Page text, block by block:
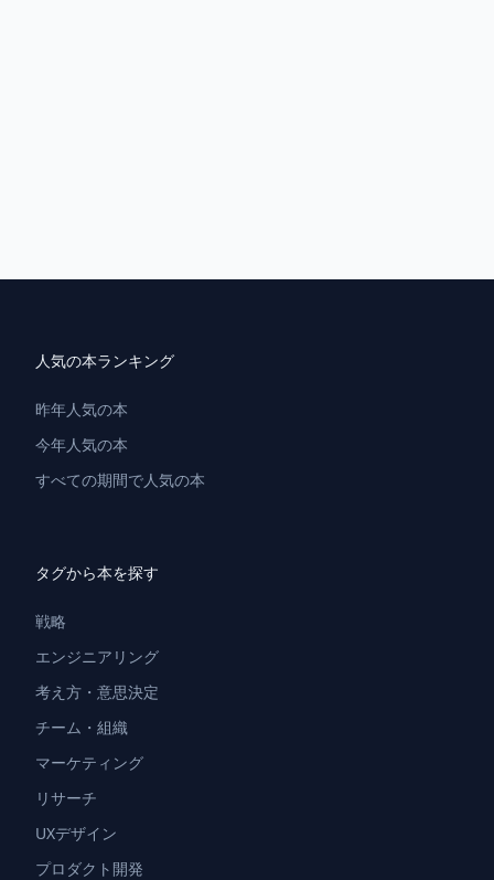
人気の本ランキング
昨年人気の本
今年人気の本
すべての期間で人気の本
タグから本を探す
戦略
エンジニアリング
考え方・意思決定
チーム・組織
マーケティング
リサーチ
UXデザイン
プロダクト開発